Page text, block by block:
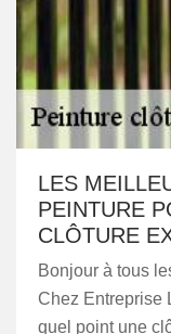
LES
PEINTURE
CLÔTURE
Bonjour à tous
Chez Entreprise
quel point une